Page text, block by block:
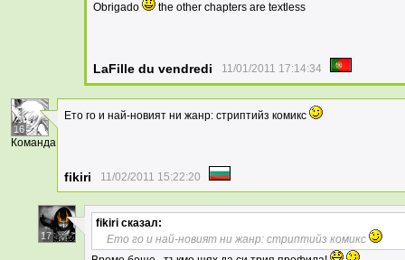
Obrigado
the other chapters are textless
LaFille du vendredi 11/01/2011 17:14:34
16
Команда
Ето го и най-новият ни жанр: стриптийз комикс
fikiri 11/02/2011 15:22:20
17
fikiri сказал:
Ето го и най-новият ни жанр: стриптийз комикс